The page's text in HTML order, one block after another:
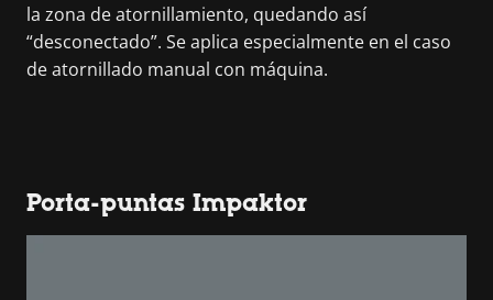
la zona de atornillamiento, quedando así
“desconectado”. Se aplica especialmente en el caso
de atornillado manual con máquina.
Porta-puntas Impaktor